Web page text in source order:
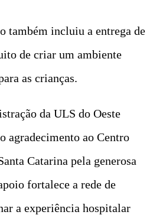
também incluiu a entrega de
de criar um ambiente
as crianças.
da ULS do Oeste
agradecimento ao Centro
Catarina pela generosa
fortalece a rede de
a experiência hospitalar